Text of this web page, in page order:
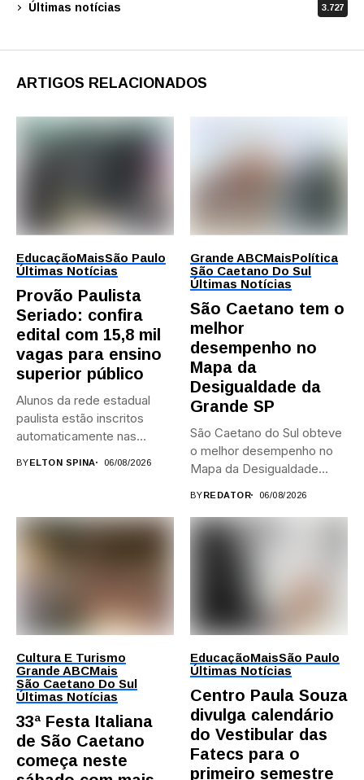
Últimas notícias 3.727
ARTIGOS RELACIONADOS
EducaçãoMaisSão Paulo
Últimas Notícias
Provão Paulista
Seriado: confira
edital com 15,8 mil
vagas para ensino
superior público
Alunos da rede estadual
paulista estão inscritos
automaticamente nas
BYELTON SPINA 06/08/2026
Grande ABCMaisPolítica
São Caetano Do Sul
Últimas Notícias
São Caetano tem o
melhor
desempenho no
Mapa da
Desigualdade da
Grande SP
São Caetano do Sul obteve
o melhor desempenho no
Mapa da Desigualdade...
BYREDATOR 06/08/2026
Cultura E Turismo
Grande ABCMais
São Caetano Do Sul
Últimas Notícias
33ª Festa Italiana
de São Caetano
começa neste
EducaçãoMaisSão Paulo
Últimas Notícias
Centro Paula Souza
divulga calendário
do Vestibular das
Fatecs para o
primeiro semestre